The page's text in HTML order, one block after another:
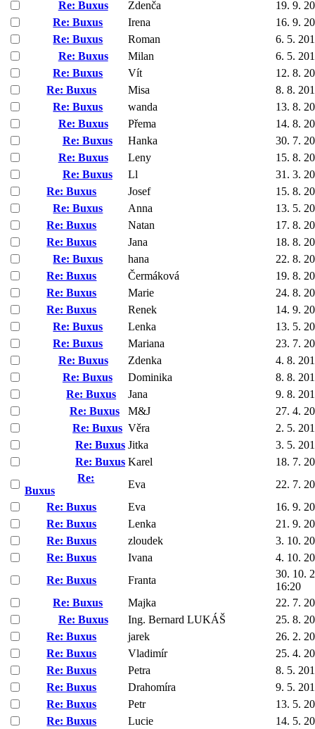
Re: Buxus
Zdenča
19. 9.
Re: Buxus
Irena
16. 9.
Re: Buxus
Roman
6. 5.
Re: Buxus
Milan
6. 5.
Re: Buxus
Vít
12. 8.
Re: Buxus
Misa
8. 8.
Re: Buxus
wanda
13. 8.
Re: Buxus
Přema
14. 8.
Re: Buxus
Hanka
30. 7.
Re: Buxus
Leny
15. 8.
Re: Buxus
Ll
31. 3.
Re: Buxus
Josef
15. 8.
Re: Buxus
Anna
13. 5.
Re: Buxus
Natan
17. 8.
Re: Buxus
Jana
18. 8.
Re: Buxus
hana
22. 8.
Re: Buxus
Čermáková
19. 8.
Re: Buxus
Marie
24. 8.
Re: Buxus
Renek
14. 9.
Re: Buxus
Lenka
13. 5.
Re: Buxus
Mariana
23. 7.
Re: Buxus
Zdenka
4. 8.
Re: Buxus
Dominika
8. 8.
Re: Buxus
Jana
9. 8.
Re: Buxus
M&J
27. 4.
Re: Buxus Věra
2. 5.
Re: Buxus Jitka
3. 5.
Re: Buxus Karel
18. 7.
Re:
Buxus
Eva
22. 7.
Re: Buxus
Eva
16. 9.
Re: Buxus
Lenka
21. 9.
Re: Buxus
zloudek
3. 10.
Re: Buxus
Ivana
4. 10.
Re: Buxus
Franta
30. 10.
16:20
Re: Buxus
Majka
22. 7.
Re: Buxus
Ing. Bernard LUKÁŠ
25. 8.
Re: Buxus
jarek
26. 2.
Re: Buxus
Vladimír
25. 4.
Re: Buxus
Petra
8. 5.
Re: Buxus
Drahomíra
9. 5.
Re: Buxus
Petr
13. 5.
Re: Buxus
Lucie
14. 5.